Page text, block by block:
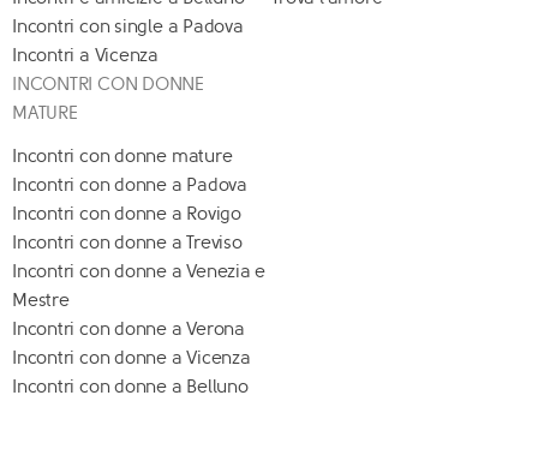
Incontri con single a Padova
Incontri a Vicenza
INCONTRI CON DONNE
MATURE
Incontri con donne mature
Incontri con donne a Padova
Incontri con donne a Rovigo
Incontri con donne a Treviso
Incontri con donne a Venezia e
Mestre
Incontri con donne a Verona
Incontri con donne a Vicenza
Incontri con donne a Belluno